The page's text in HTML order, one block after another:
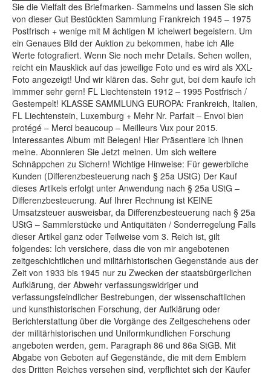
Sie die Vielfalt des Briefmarken- Sammelns und lassen Sie sich
von dieser Gut Bestückten Sammlung Frankreich 1945 – 1975
Postfrisch + wenige mit M ächtigen M ichelwert begeistern. Um
ein Genaues Bild der Auktion zu bekommen, habe ich Alle
Werte fotografiert. Wenn Sie noch mehr Details. Sehen wollen,
reicht ein Mausklick auf das jeweilige Foto und es wird als XXL-
Foto angezeigt! Und wir klären das. Sehr gut, bei dem kaufe ich
immmer sehr gern! FL Liechtenstein 1912 – 1995 Postfrisch /
Gestempelt! KLASSE SAMMLUNG EUROPA: Frankreich, Italien,
FL Liechtenstein, Luxemburg + Mehr Nr. Parfait – Envoi bien
protégé – Merci beaucoup – Meilleurs Vux pour 2015.
Interessantes Album mit Belegen! Hier Präsentiere ich Ihnen
meine. Abonnieren Sie Jetzt meinen. Um sich weitere
Schnäppchen zu Sichern! Wichtige Hinweise: Für gewerbliche
Kunden (Differenzbesteuerung nach § 25a UStG) Der Kauf
dieses Artikels erfolgt unter Anwendung nach § 25a UStG –
Differenzbesteuerung. Auf Ihrer Rechnung ist KEINE
Umsatzsteuer ausweisbar, da Differenzbesteuerung nach § 25a
UStG – Sammlerstücke und Antiquitäten / Sonderregelung Falls
dieser Artikel ganz oder Teilweise vom 3. Reich ist, gilt
folgendes: Ich versichere, dass die von mir angebotenen
zeitgeschichtlichen und militärhistorischen Gegenstände aus der
Zeit von 1933 bis 1945 nur zu Zwecken der staatsbürgerlichen
Aufklärung, der Abwehr verfassungswidriger und
verfassungsfeindlicher Bestrebungen, der wissenschaftlichen
und kunsthistorischen Forschung, der Aufklärung oder
Berichterstattung über die Vorgänge des Zeitgeschehens oder
der militärhistorischen und Uniformkundlichen Forschung
angeboten werden, gem. Paragraph 86 und 86a StGB. Mit
Abgabe von Geboten auf Gegenstände, die mit dem Emblem
des Dritten Reiches versehen sind, verpflichtet sich der Käufer